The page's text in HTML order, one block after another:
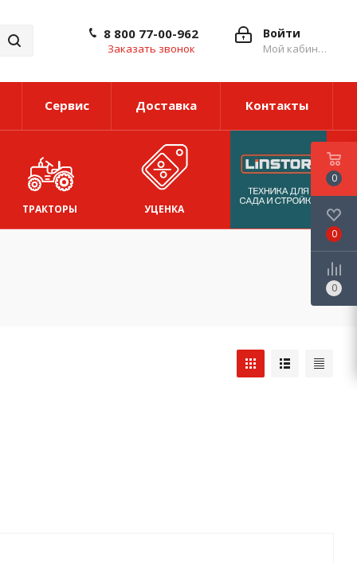
Войти
Мой кабинет
8 800 77-00-962
Заказать звонок
Сервис Доставка Контакты
ТРАКТОРЫ УЦЕНКА
0
0
0